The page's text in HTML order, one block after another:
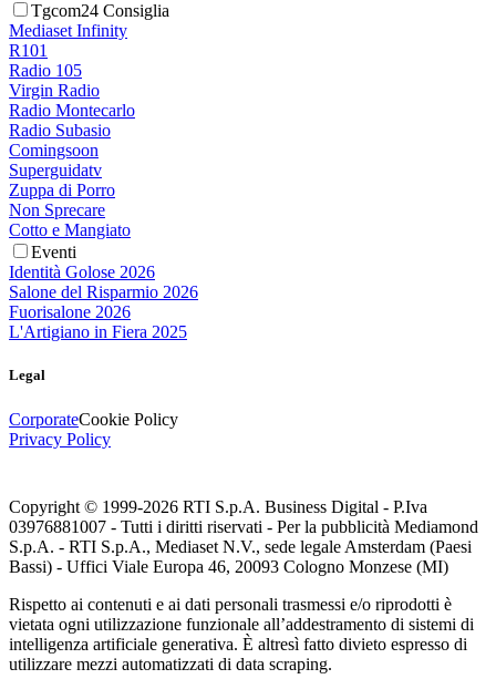
Tgcom24 Consiglia
Mediaset Infinity
R101
Radio 105
Virgin Radio
Radio Montecarlo
Radio Subasio
Comingsoon
Superguidatv
Zuppa di Porro
Non Sprecare
Cotto e Mangiato
Eventi
Identità Golose 2026
Salone del Risparmio 2026
Fuorisalone 2026
L'Artigiano in Fiera 2025
Legal
CorporateCookie Policy
Privacy Policy
Copyright © 1999-2026 RTI S.p.A. Business Digital - P.Iva
03976881007 - Tutti i diritti riservati - Per la pubblicità Mediamond
S.p.A. - RTI S.p.A., Mediaset N.V., sede legale Amsterdam (Paesi
Bassi) - Uffici Viale Europa 46, 20093 Cologno Monzese (MI)
Rispetto ai contenuti e ai dati personali trasmessi e/o riprodotti è
vietata ogni utilizzazione funzionale all’addestramento di sistemi di
intelligenza artificiale generativa. È altresì fatto divieto espresso di
utilizzare mezzi automatizzati di data scraping.